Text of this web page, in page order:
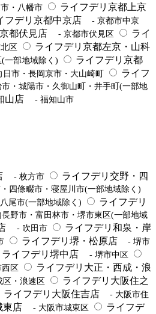
・八幡市
ライフデリ京都上京
フデリ京都中京店
- 京都市中京
都伏見店 - 京都市伏見区
ライ
区
ライフデリ京都左京・山科
一部地域除く)
ライフデリ京都
市・長岡京市・大山崎町
ライフ
・城陽市・久御山町・井手町(一部地
山店 - 福知山市
- 枚方市
ライフデリ交野・四
四條畷市・寝屋川市(一部地域除く)
尾市(一部地域除く)
ライフデリ
野市・富田林市・堺市東区(一部地域
- 吹田市
ライフデリ和泉・岸
ライフデリ堺・松原店
- 堺市
ライフデリ堺中店 - 堺市中区
区
ライフデリ大正・西成・浪
・浪速区
ライフデリ大阪住之
ライフデリ大阪住吉店
- 大阪市住
東店 - 大阪市城東区
ライフデ